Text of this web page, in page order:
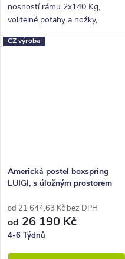
nosností rámu 2x140 Kg,
volitelné potahy a nožky,
hluboký úložný prostor.
CZ výroba
Americká postel boxspring
LUIGI, s úložným prostorem
od 21 644,63 Kč bez DPH
od 26 190 Kč
4-6 Týdnů